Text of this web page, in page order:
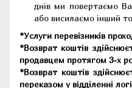
днів ми повертаємо
або висилаємо інший
*Услуги перевізників
*Возврат коштів
продавцем протягом 3-х
*Возврат коштів
переказом у відділенні